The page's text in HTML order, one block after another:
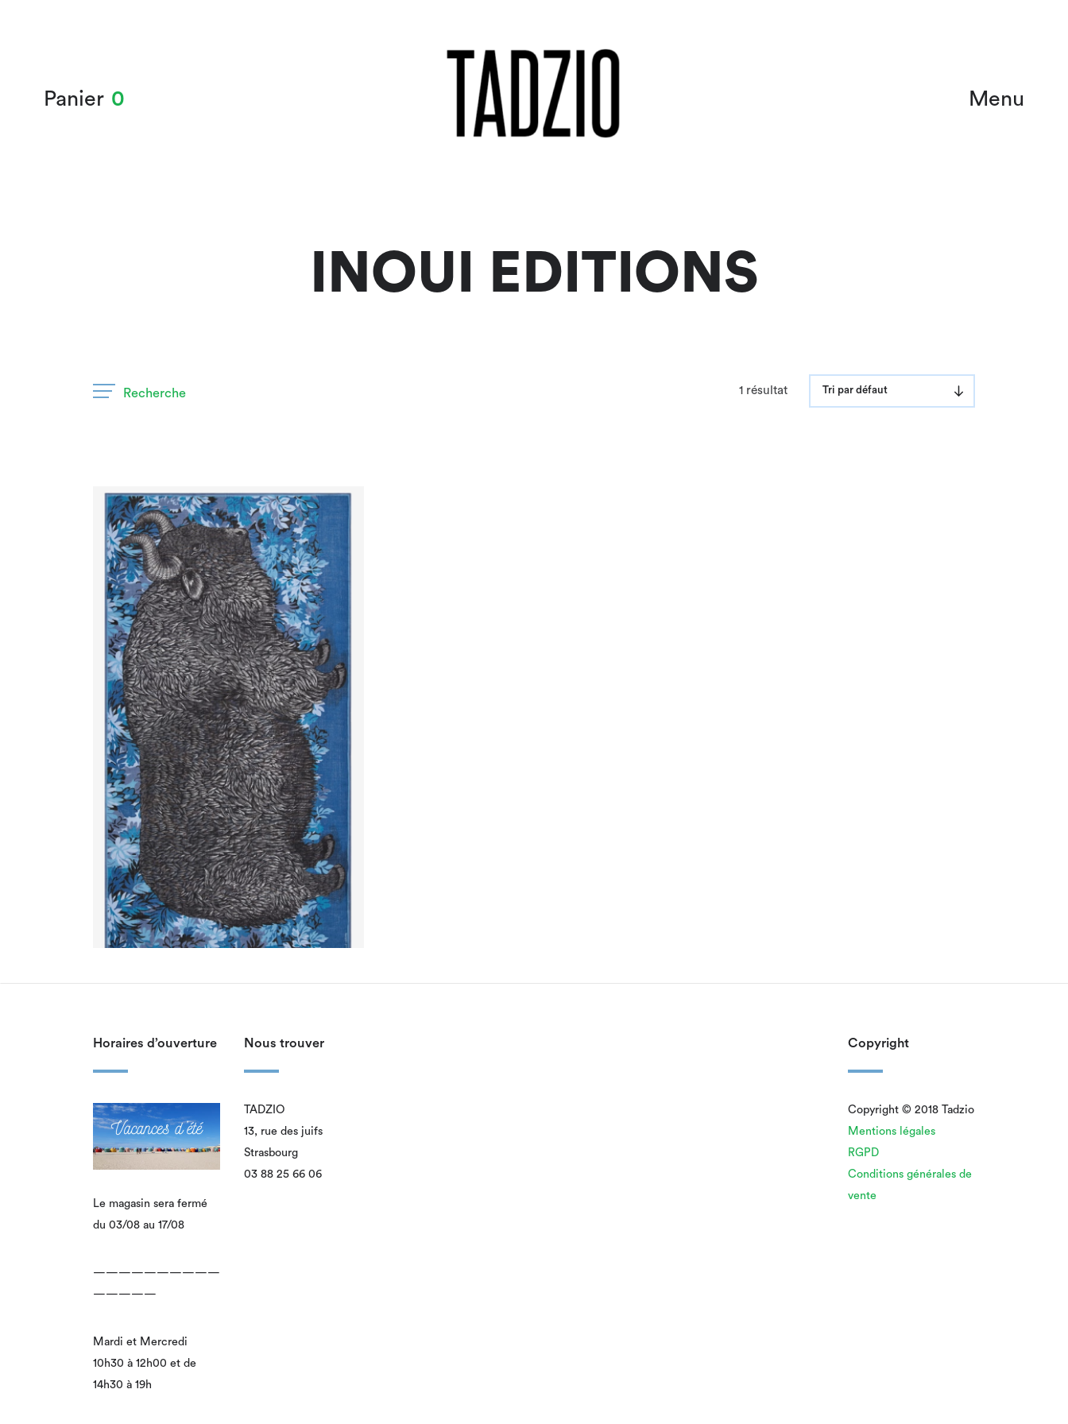
Panier 0 Menu
INOUI EDITIONS
Recherche 1 résultat Tri par défaut
Horaires d’ouverture
Le magasin sera fermé
du 03/08 au 17/08
——————————
—————
Mardi et Mercredi
10h30 à 12h00 et de
14h30 à 19h
Nous trouver
TADZIO
13, rue des juifs
Strasbourg
03 88 25 66 06
Copyright
Copyright © 2018 Tadzio
Mentions légales
RGPD
Conditions générales de
vente